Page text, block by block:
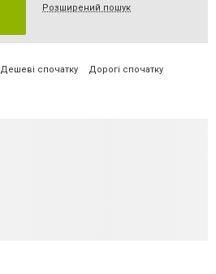
Розширений пошук
Дешеві спочатку
Дорогі спочатку